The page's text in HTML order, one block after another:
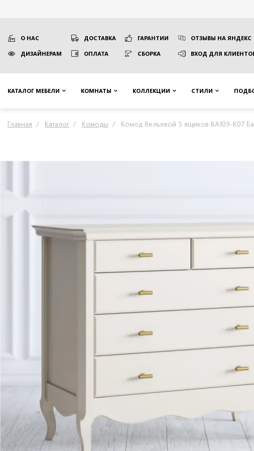
О НАС ДОСТАВКА ГАРАНТИИ ОТЗЫВЫ НА ЯНДЕКС
ДИЗАЙНЕРАМ ОПЛАТА СБОРКА ВХОД ДЛЯ
КАТАЛОГ МЕБЕЛИ КОМНАТЫ КОЛЛЕКЦИИ СТИЛИ
Главная Каталог Комоды Комод бельевой 5 ящиков BA109-K07